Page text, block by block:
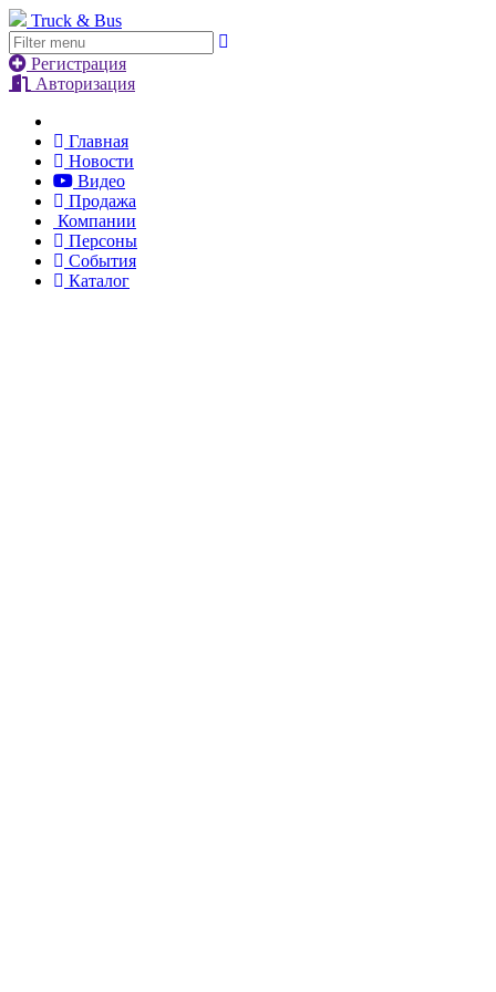
Truck & Bus
Регистрация
Авторизация
Главная
Новости
Видео
Продажа
Компании
Персоны
События
Каталог